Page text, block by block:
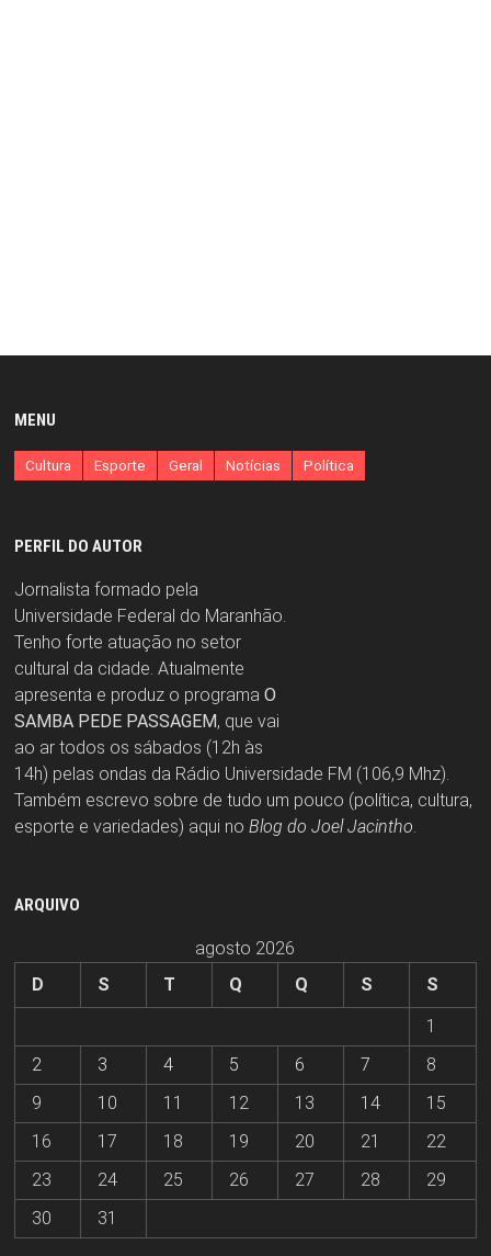
MENU
Cultura Esporte Geral Notícias Política
PERFIL DO AUTOR
Jornalista formado pela
Universidade Federal do Maranhão.
Tenho forte atuação no setor
cultural da cidade. Atualmente
apresenta e produz o programa O
SAMBA PEDE PASSAGEM, que vai
ao ar todos os sábados (12h às
14h) pelas ondas da Rádio Universidade FM (106,9 Mhz).
Também escrevo sobre de tudo um pouco (política, cultura,
esporte e variedades) aqui no Blog do Joel Jacintho.
ARQUIVO
agosto 2026
D
S T Q Q S
S
1
2
3 4 5 6 7
8
9
10 11 12 13 14
15
16
17 18 19 20 21
22
23
24 25 26 27 28
29
30
31